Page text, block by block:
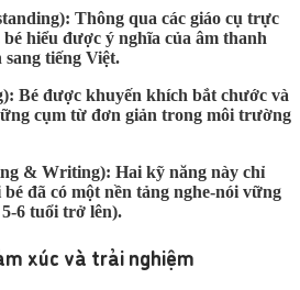
Thông qua các giáo cụ trực
hiểu được ý nghĩa của âm thanh
tiếng Việt.
Bé được khuyến khích bắt chước và
cụm từ đơn giản trong môi trường
& Writing): Hai kỹ năng này chỉ
đã có một nền tảng nghe-nói vững
6 tuổi trở lên).
xúc và trải nghiệm